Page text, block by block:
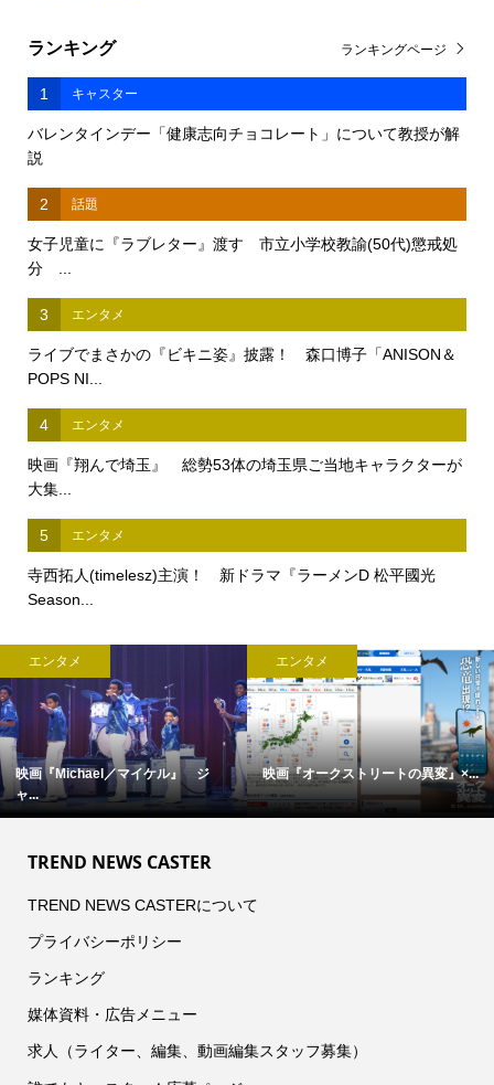
ランキング
1 キャスター
バレンタインデー「健康志向チョコレート」について教授が解
説
2 話題
女子児童に『ラブレター』渡す 市立小学校教諭(50代)懲戒処
分 ...
3 エンタメ
ライブでまさかの『ビキニ姿』披露！ 森口博子「ANISON＆
POPS NI...
4 エンタメ
映画『翔んで埼玉』 総勢53体の埼玉県ご当地キャラクターが
大集...
5 エンタメ
寺西拓人(timelesz)主演！ 新ドラマ『ラーメンD 松平國光
Season...
ランキングページ
エンタメ
映画『Michael／マイケル』 ジ
ャ...
エンタメ
映画『オークストリートの異変』×...
TREND NEWS CASTER
TREND NEWS CASTERについて
プライバシーポリシー
ランキング
媒体資料・広告メニュー
求人（ライター、編集、動画編集スタッフ募集）